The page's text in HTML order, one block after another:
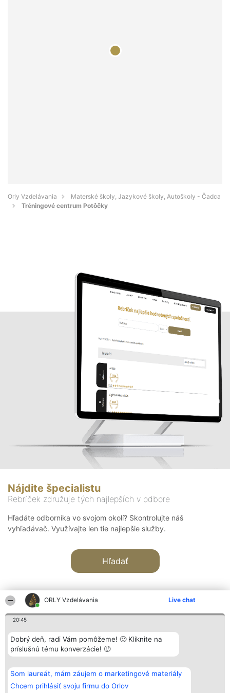
ORLY Vzdelávania Live chat
20:45
Dobrý deň, radi Vám pomôžeme! 🙂 Kliknite na
príslušnú tému konverzácie! 🙂
Som laureát, mám záujem o marketingové materiály
Chcem prihlásiť svoju firmu do Orlov
Orly Vzdelávania
Materské školy, Jazykové školy, Autoškoly - Čadca
Tréningové centrum Potôčky
Nájdite špecialistu
Rebríček združuje tých najlepších v odbore
Hľadáte odborníka vo svojom okolí? Skontrolujte náš
vyhľadávač. Využívajte len tie najlepšie služby.
Hľadať
Organizátor hodnotenia
Bright Side Solutions sp. z o.
o. sp. k.
Wrocław 50-079
KRS 0000749100 | Regon
381313360 | NIP 8943132676
+48 508 492 400
Hodnotenie
Laureáti
Lista
Laureatów
Podmienky
Obchodné
podmienky
Kontakt
Kontakt